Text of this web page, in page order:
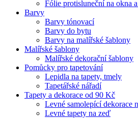
Fólie protisluneční na okna
Barvy
Barvy tónovací
Barvy do bytu
Barvy na malířské šablony
Malířské šablony
Malířské dekorační šablony
Pomůcky pro tapetování
Lepidla na tapety, tmely
Tapetářské nářadí
Tapety a dekorace od 90 Kč
Levné samolepící dekorace
Levné tapety na zeď